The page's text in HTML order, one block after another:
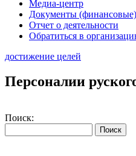
Медиа-центр
Документы (финансовые)
Отчет о деятельности
Обратиться в
достижение целей
Персоналии
Поиск: